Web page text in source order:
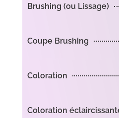
Brushing (ou Lissage)
Coupe Brushing
Coloration
Coloration